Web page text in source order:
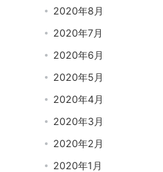
2020年8月
2020年7月
2020年6月
2020年5月
2020年4月
2020年3月
2020年2月
2020年1月